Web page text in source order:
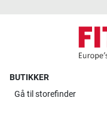
BUTIKKER
Gå tilstorefinder